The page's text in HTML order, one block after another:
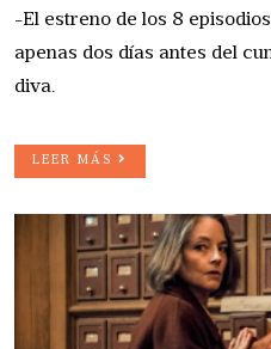
-El estreno de los 8
apenas dos días antes del
diva.
LEER MÁS